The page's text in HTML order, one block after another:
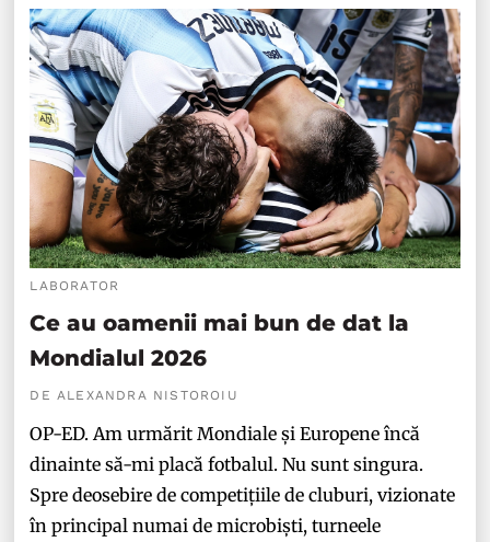
LABORATOR
Ce au oamenii mai bun de dat la
Mondialul 2026
DE ALEXANDRA NISTOROIU
OP-ED. Am urmărit Mondiale și Europene încă
dinainte să-mi placă fotbalul. Nu sunt singura.
Spre deosebire de competițiile de cluburi, vizionate
în principal numai de microbiști, turneele